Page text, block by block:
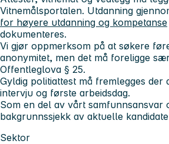
Vitnemålsportalen. Utdanning
for høyere utdanning og kompetanse
dokumenteres.
Vi gjør oppmerksom på at søkere
anonymitet, men det må foreligge
Offentleglova § 25.
Gyldig politiattest må fremlegges der
intervju og første arbeidsdag.
Som en del av vårt
bakgrunnssjekk av aktuelle
Sektor